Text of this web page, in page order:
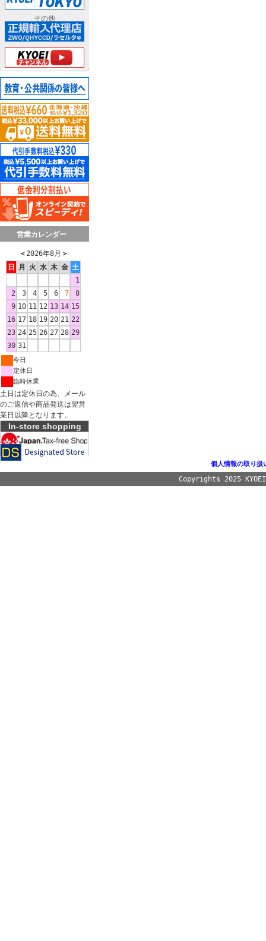
その他
営業カレンダー
＜ 2026年8月 ＞
日
月 火 水 木 金 土
1
2
3 4 5 6 7
8
9 10 11 12 13 14 15
16 17 18 19 20 21 22
23 24 25 26 27 28 29
30 31
今日
定休日
臨時休業
土日は定休日の為、メール
のご返信や商品発送は翌営
業日以降となります。
In-store shopping
個人情報の取り扱
Copyrights 2025